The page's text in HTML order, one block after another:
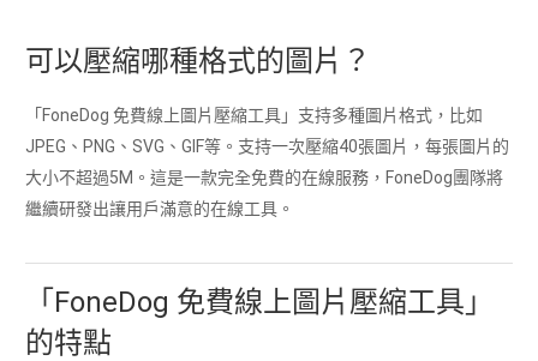
可以壓縮哪種格式的圖片？
「FoneDog 免費線上圖片壓縮工具」支持多種圖片格式，比如
JPEG、PNG、SVG、GIF等。支持一次壓縮40張圖片，每張圖片的
大小不超過5M。這是一款完全免費的在線服務，FoneDog團隊將
繼續研發出讓用戶滿意的在線工具。
「FoneDog 免費線上圖片壓縮工具」
的特點